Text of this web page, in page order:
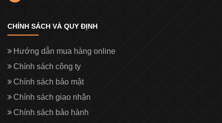
CHÍNH SÁCH VÀ QUY ĐỊNH
Hướng dẫn mua hàng online
Chính sách công ty
Chính sách bảo mật
Chính sách giao nhận
Chính sách bảo hành